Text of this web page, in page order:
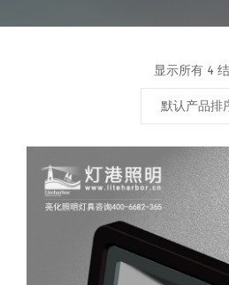
显示所有 4
默认产品排